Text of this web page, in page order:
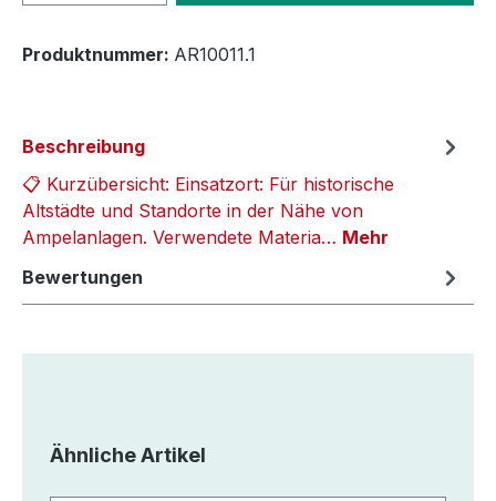
Produktnummer: AR10011.1
Beschreibung
📋 Kurzübersicht: Einsatzort: Für historische
Altstädte und Standorte in der Nähe von
Ampelanlagen. Verwendete Materia… Mehr
Bewertungen
Produktgalerie überspringen
Ähnliche Artikel